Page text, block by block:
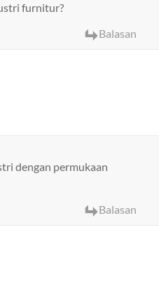
furnitur?
Balasan
dengan permukaan
Balasan